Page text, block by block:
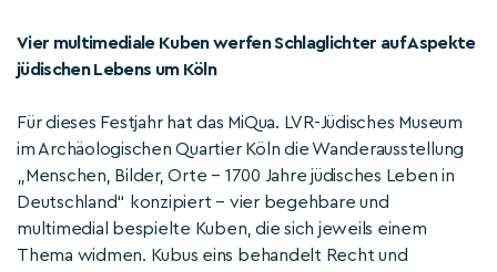
Vier multimediale Kuben werfen Schlaglichter auf Aspekte
jüdischen Lebens um Köln
Für dieses Festjahr hat das MiQua. LVR-Jüdisches Museum
im Archäologischen Quartier Köln die Wanderausstellung
„Menschen, Bilder, Orte – 1700 Jahre jüdisches Leben in
Deutschland“ konzipiert – vier begehbare und
multimedial bespielte Kuben, die sich jeweils einem
Thema widmen. Kubus eins behandelt Recht und